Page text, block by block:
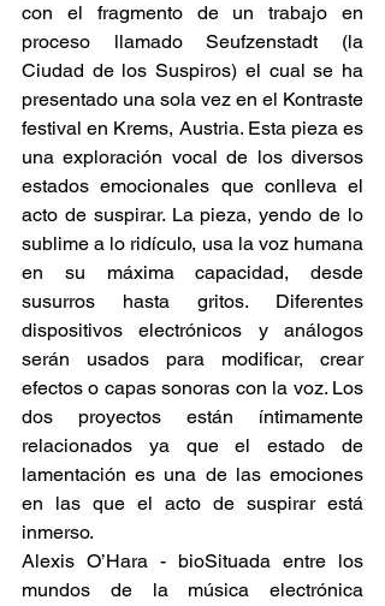
con el fragmento de un trabajo en
proceso llamado Seufzenstadt (la
Ciudad de los Suspiros) el cual se ha
presentado una sola vez en el Kontraste
festival en Krems, Austria. Esta pieza es
una exploración vocal de los diversos
estados emocionales que conlleva el
acto de suspirar. La pieza, yendo de lo
sublime a lo ridículo, usa la voz humana
en su máxima capacidad, desde
susurros hasta gritos. Diferentes
dispositivos electrónicos y análogos
serán usados para modificar, crear
efectos o capas sonoras con la voz. Los
dos proyectos están íntimamente
relacionados ya que el estado de
lamentación es una de las emociones
en las que el acto de suspirar está
inmerso.
Alexis O’Hara - bioSituada entre los
mundos de la música electrónica